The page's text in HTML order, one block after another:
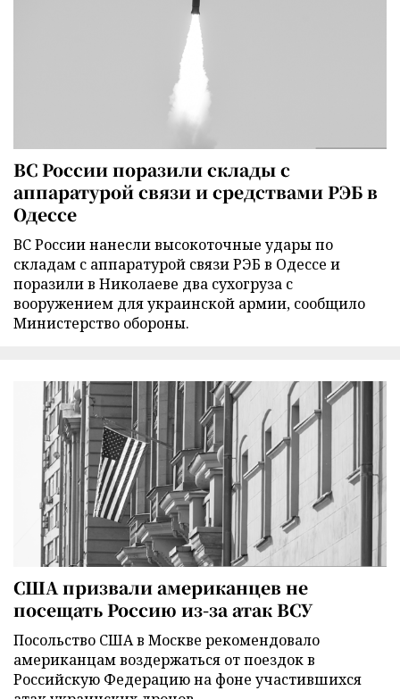
ВС России поразили склады с
аппаратурой связи и средствами РЭБ в
Одессе
ВС России нанесли высокоточные удары по
складам с аппаратурой связи РЭБ в Одессе и
поразили в Николаеве два сухогруза с
вооружением для украинской армии, сообщило
Министерство обороны.
США призвали американцев не
посещать Россию из-за атак ВСУ
Посольство США в Москве рекомендовало
американцам воздержаться от поездок в
Российскую Федерацию на фоне участившихся